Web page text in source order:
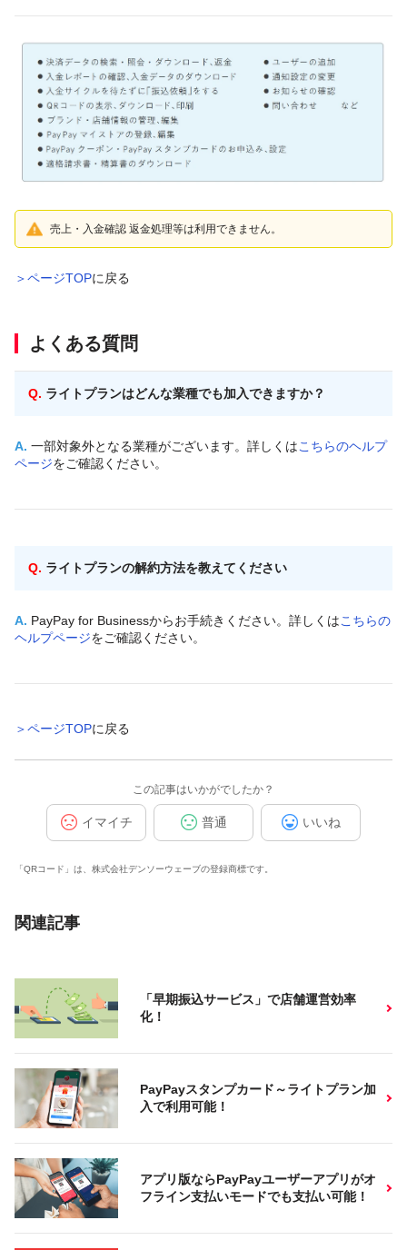
売上・入金確認 返金処理等は利用できません。
＞ページTOPに戻る
よくある質問
Q. ライトプランはどんな業種でも加入できますか？
A. 一部対象外となる業種がございます。詳しくはこちらのヘルプ
ページをご確認ください。
Q. ライトプランの解約方法を教えてください
A. PayPay for Businessからお手続きください。詳しくはこちらの
ヘルプページをご確認ください。
＞ページTOPに戻る
この記事はいかがでしたか？
イマイチ 普通 いいね
「QRコード」は、株式会社デンソーウェーブの登録商標です。
関連記事
「早期振込サービス」で店舗運営効率
化！
PayPayスタンプカード～ライトプラン加
入で利用可能！
アプリ版ならPayPayユーザーアプリがオ
フライン支払いモードでも支払い可能！